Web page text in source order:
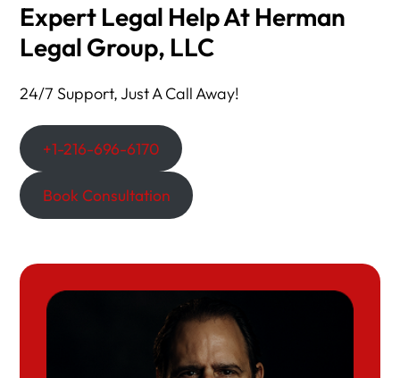
Expert Legal Help At Herman
Legal Group, LLC
24/7 Support, Just A Call Away!
+1-216-696-6170
Book Consultation